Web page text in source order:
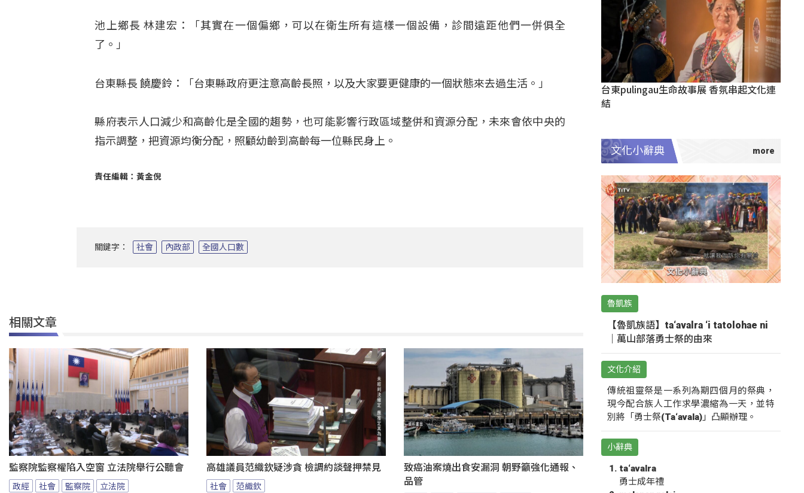
池上鄉長 林建宏：「其實在一個偏鄉，可以在衛生所有這樣一個設備，診間遠距他們一併俱全
了。」
台東縣長 饒慶鈴：「台東縣政府更注意高齡長照，以及大家要更健康的一個狀態來去過生活。」
縣府表示人口減少和高齡化是全國的趨勢，也可能影響行政區域整併和資源分配，未來會依中央的
指示調整，把資源均衡分配，照顧幼齡到高齡每一位縣民身上。
責任編輯：黃金倪
關鍵字： 社會 內政部 全國人口數
相關文章
監察院監察權陷入空窗 立法院舉行公聽會
政經 社會 監察院 立法院
高雄議員范織欽疑涉貪 檢調約談聲押禁見
社會 范織欽
致癌油案燒出食安漏洞 朝野籲強化通報、
品管
台東pulingau生命故事展 香氛串起文化連
結
文化小辭典
魯凱族
【魯凱族語】ta‘avalra ‘i tatolohae ni
｜萬山部落勇士祭的由來
文化介紹
傳統祖靈祭是一系列為期四個月的祭典，
現今配合族人工作求學濃縮為一天，並特
別將「勇士祭(Ta‘avala)」凸顯辦理。
小辭典
ta‘avalra
勇士成年禮